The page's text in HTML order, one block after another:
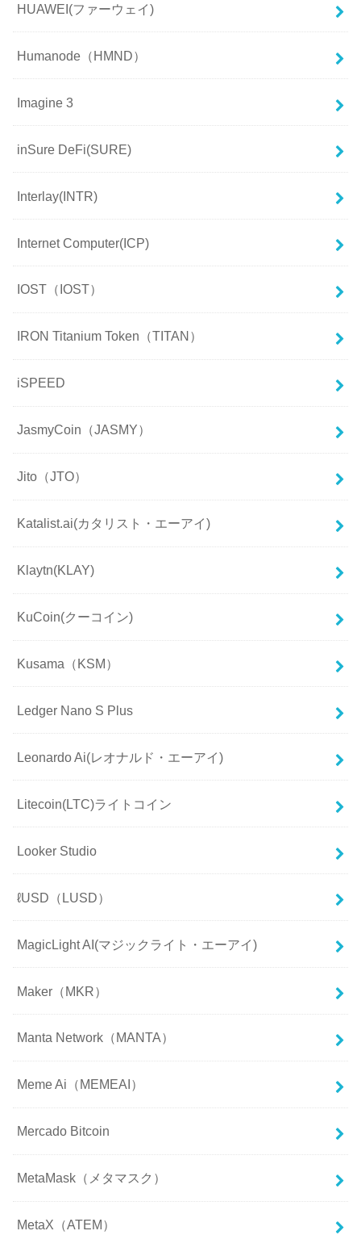
HUAWEI(ファーウェイ)
Humanode（HMND）
Imagine 3
inSure DeFi(SURE)
Interlay(INTR)
Internet Computer(ICP)
IOST（IOST）
IRON Titanium Token（TITAN）
iSPEED
JasmyCoin（JASMY）
Jito（JTO）
Katalist.ai(カタリスト・エーアイ)
Klaytn(KLAY)
KuCoin(クーコイン)
Kusama（KSM）
Ledger Nano S Plus
Leonardo Ai(レオナルド・エーアイ)
Litecoin(LTC)ライトコイン
Looker Studio
ℓUSD（LUSD）
MagicLight AI(マジックライト・エーアイ)
Maker（MKR）
Manta Network（MANTA）
Meme Ai（MEMEAI）
Mercado Bitcoin
MetaMask（メタマスク）
MetaX（ATEM）